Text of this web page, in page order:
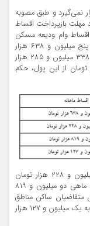
نمی‌گیرد و طبق مصوبه
پرداخت می‌شود مهلت بازپرداخت اقساط
شده است. اقساط وام ودیعه مسکن
به‌این ترتیب برای متقاضیان ساکن تهران به ماهی پنج میلیون و ۶۳۸ هزار
تومان می‌رسد. متقاضی باید طی پنج سال روی هم ۳۳۸ میلیون و ۲۸۵ هزار
برگرداند که ۱۳۸ میلیون و ۲۸۵ هزار تومان از این پول، حکم
اقساط وام ودیعه مسکن ۱۵۰ میلیونی ماهی چهار میلیون و ۲۲۸ هزار تومان
است. متقاضیان وام ۱۰۰ میلیونی ودیعه مسکن باید ماهی دو میلیون و ۸۱۹
متقاضیان ساکن مناطق
روستایی که به تسهیلات ۴۰ میلیونی دسترسی دارند، به یک میلیون و ۱۲۷ هزار